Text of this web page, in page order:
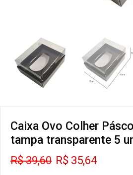
Caixa Ovo Colher
tampa transparente 5
R$39,60 R$ 35,64